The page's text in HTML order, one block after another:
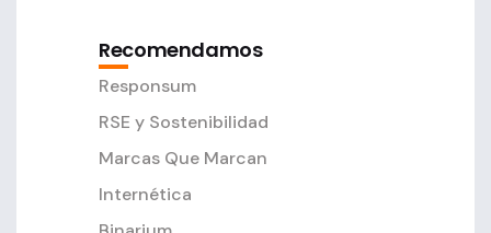
Recomendamos
Responsum
RSE y Sostenibilidad
Marcas Que Marcan
Internética